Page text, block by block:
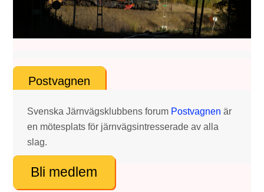
Postvagnen
Svenska Järnvägsklubbens forum Postvagnen är
en mötesplats för järnvägsintresserade av alla
slag.
Bli medlem